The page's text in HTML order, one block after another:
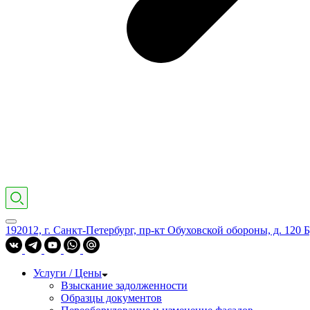
192012, г. Санкт-Петербург, пр-кт Обуховской обороны, д. 120
Услуги / Цены
Взыскание задолженности
Образцы документов